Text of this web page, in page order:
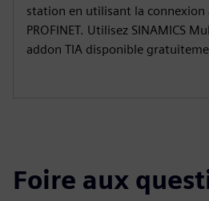
station en utilisant la connexion
PROFINET. Utilisez SINAMICS
addon TIA disponible
Foire aux